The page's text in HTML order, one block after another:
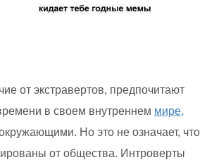
от экстравертов, предпочитают
в своем внутреннем мире,
Но это не означает, что
от общества. Интроверты